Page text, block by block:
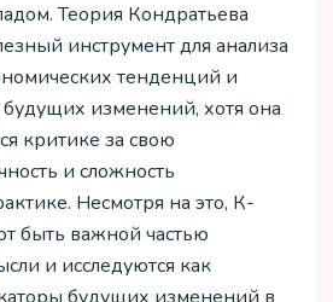
Теория Кондратьева
инструмент для анализа
тенденций и
изменений, хотя она
критике за свою
и сложность
Несмотря на это, К-
быть важной частью
и исследуются как